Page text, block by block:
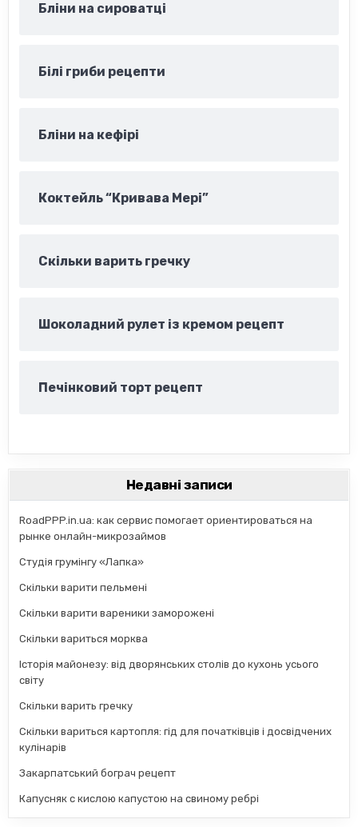
Бліни на сироватці
Білі гриби рецепти
Бліни на кефірі
Коктейль “Кривава Мері”
Скільки варить гречку
Шоколадний рулет із кремом рецепт
Печінковий торт рецепт
Недавні записи
RoadPPP.in.ua: как сервис помогает ориентироваться на
рынке онлайн-микрозаймов
Студія грумінгу «Лапка»
Скільки варити пельмені
Скільки варити вареники заморожені
Скільки вариться морква
Історія майонезу: від дворянських столів до кухонь усього
світу
Скільки варить гречку
Скільки вариться картопля: гід для початківців і досвідчених
кулінарів
Закарпатський бограч рецепт
Капусняк с кислою капустою на свиному ребрі